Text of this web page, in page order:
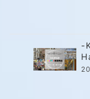
-